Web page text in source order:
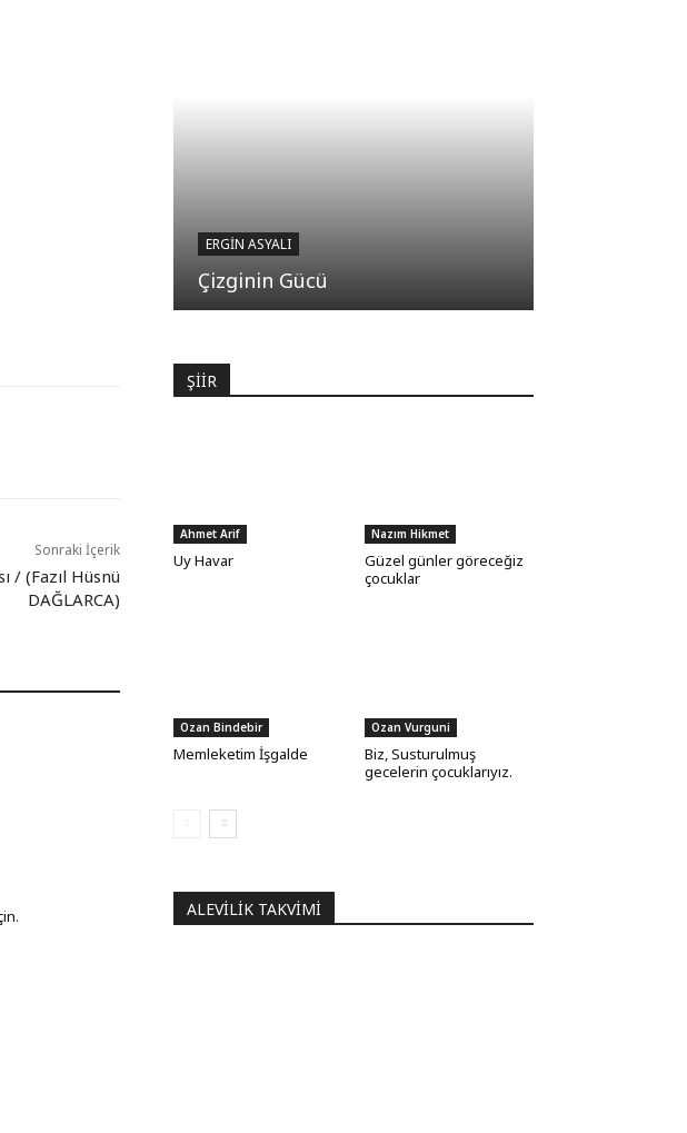
Sonraki İçerik
/ (Fazıl Hüsnü
DAĞLARCA)
ERGIN ASYALI
Çizginin Gücü
ŞİİR
Ahmet Arif
Uy Havar
Nazım Hikmet
Güzel günler göreceğiz
çocuklar
Ozan Bindebir
Memleketim İşgalde
Ozan Vurguni
Biz, Susturulmuş
gecelerin çocuklarıyız.
ALEVILIK TAKVIMI